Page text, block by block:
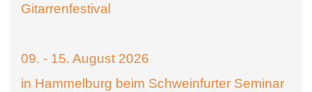
Gitarrenfestival
09. - 15. August 2026
in Hammelburg beim Schweinfurter Seminar